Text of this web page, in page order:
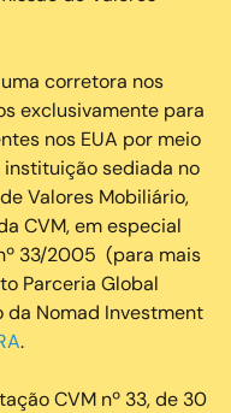
corretora nos
exclusivamente para
nos EUA por meio
instituição sediada no
Valores Mobiliário,
CVM, em especial
33/2005 (para mais
Parceria Global
da Nomad Investment
.
CVM nº 33, de 30